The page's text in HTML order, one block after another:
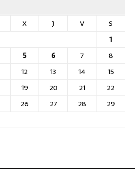
X J V
S
1
5 6 7
8
12 13 14
15
19 20 21
22
26 27 28
29